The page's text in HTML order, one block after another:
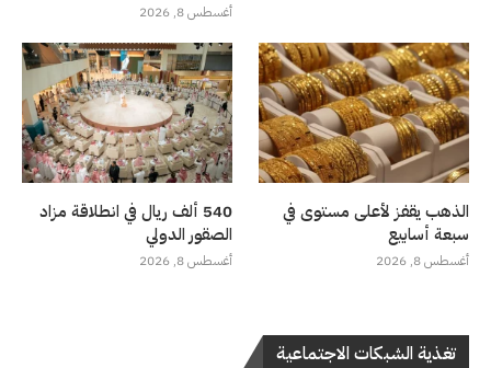
أغسطس 8, 2026
الذهب يقفز لأعلى مستوى في
سبعة أسابيع
أغسطس 8, 2026
540 ألف ريال في انطلاقة مزاد
الصقور الدولي
أغسطس 8, 2026
تغذية الشبكات الاجتماعية